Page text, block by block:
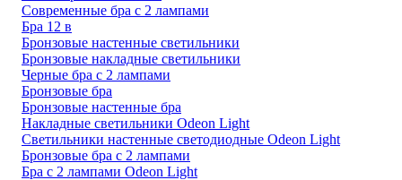
Современные бра с 2 лампами
Бра 12 в
Бронзовые настенные светильники
Бронзовые накладные светильники
Черные бра с 2 лампами
Бронзовые бра
Бронзовые настенные бра
Накладные светильники Odeon Light
Светильники настенные светодиодные Odeon Light
Бронзовые бра с 2 лампами
Бра с 2 лампами Odeon Light